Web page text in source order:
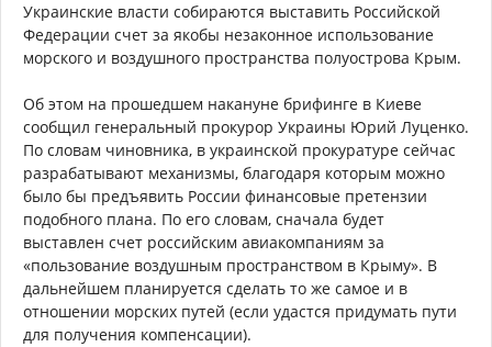
Украинские власти собираются выставить Российской
Федерации счет за якобы незаконное использование
морского и воздушного пространства полуострова Крым.
Об этом на прошедшем накануне брифинге в Киеве
сообщил генеральный прокурор Украины Юрий Луценко.
По словам чиновника, в украинской прокуратуре сейчас
разрабатывают механизмы, благодаря которым можно
было бы предъявить России финансовые претензии
подобного плана. По его словам, сначала будет
выставлен счет российским авиакомпаниям за
«пользование воздушным пространством в Крыму». В
дальнейшем планируется сделать то же самое и в
отношении морских путей (если удастся придумать пути
для получения компенсации).